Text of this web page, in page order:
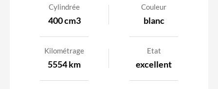
Cylindrée
400 cm3
Couleur
blanc
Kilométrage
5554 km
Etat
excellent